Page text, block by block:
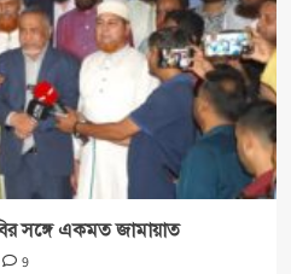
সঙ্গে একমত জামায়াত
9